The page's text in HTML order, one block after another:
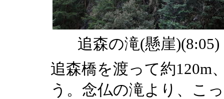
追森の滝(懸崖)(8:05)
追森橋を渡って約120m
う。念仏の滝より、こ